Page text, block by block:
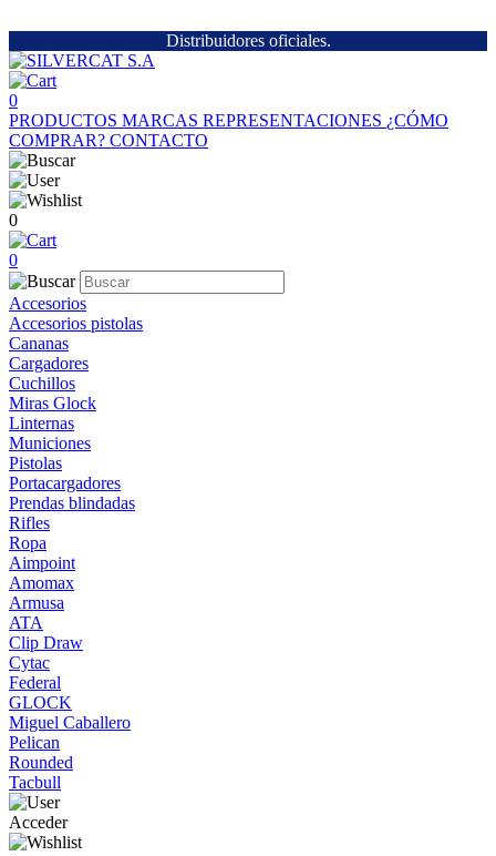
Distribuidores oficiales.
0
PRODUCTOS MARCAS REPRESENTACIONES ¿CÓMO
COMPRAR? CONTACTO
0
0
Accesorios
Accesorios pistolas
Cananas
Cargadores
Cuchillos
Miras Glock
Linternas
Municiones
Pistolas
Portacargadores
Prendas blindadas
Rifles
Ropa
Aimpoint
Amomax
Armusa
ATA
Clip Draw
Cytac
Federal
GLOCK
Miguel Caballero
Pelican
Rounded
Tacbull
Acceder